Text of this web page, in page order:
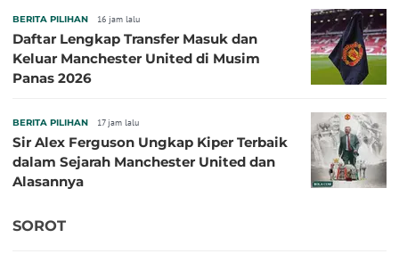
BERITA PILIHAN 16 jam lalu
Daftar Lengkap Transfer Masuk dan
Keluar Manchester United di Musim
Panas 2026
BERITA PILIHAN 17 jam lalu
Sir Alex Ferguson Ungkap Kiper Terbaik
dalam Sejarah Manchester United dan
Alasannya
SOROT